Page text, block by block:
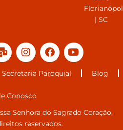
| SC
Secretaria Paroquial Blog
Conosco
Senhora do Sagrado Coração.
reservados.